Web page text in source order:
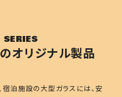
SERIES
オリジナル製品
泊施設の大型ガラスには、安